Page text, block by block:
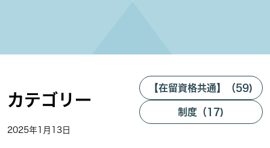
カテゴリー
【在留資格共通】（59)
制度（17)
2025年1月13日